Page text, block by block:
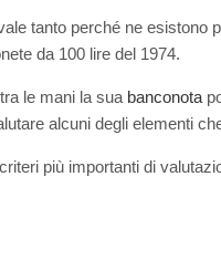
tanto perché ne esistono
da 100 lire del 1974.
le mani la sua banconota
alcuni degli elementi
più importanti di